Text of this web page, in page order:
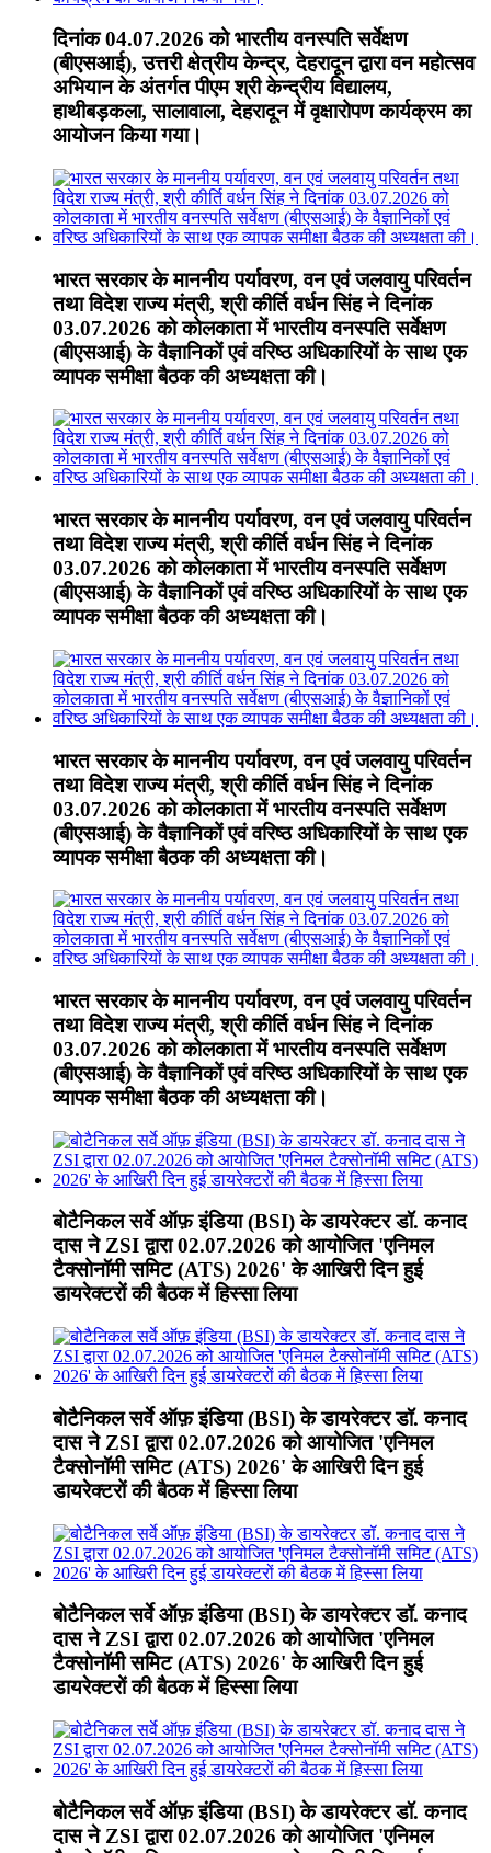
दिनांक 04.07.2026 को भारतीय वनस्पति सर्वेक्षण
(बीएसआई), उत्तरी क्षेत्रीय केन्द्र, देहरादून द्वारा वन महोत्सव
अभियान के अंतर्गत पीएम श्री केन्द्रीय विद्यालय,
हाथीबड़कला, सालावाला, देहरादून में वृक्षारोपण कार्यक्रम का
आयोजन किया गया।
भारत सरकार के माननीय पर्यावरण, वन एवं जलवायु परिवर्तन
तथा विदेश राज्य मंत्री, श्री कीर्ति वर्धन सिंह ने दिनांक
03.07.2026 को कोलकाता में भारतीय वनस्पति सर्वेक्षण
(बीएसआई) के वैज्ञानिकों एवं वरिष्ठ अधिकारियों के साथ एक
व्यापक समीक्षा बैठक की अध्यक्षता की।
भारत सरकार के माननीय पर्यावरण, वन एवं जलवायु परिवर्तन
तथा विदेश राज्य मंत्री, श्री कीर्ति वर्धन सिंह ने दिनांक
03.07.2026 को कोलकाता में भारतीय वनस्पति सर्वेक्षण
(बीएसआई) के वैज्ञानिकों एवं वरिष्ठ अधिकारियों के साथ एक
व्यापक समीक्षा बैठक की अध्यक्षता की।
भारत सरकार के माननीय पर्यावरण, वन एवं जलवायु परिवर्तन
तथा विदेश राज्य मंत्री, श्री कीर्ति वर्धन सिंह ने दिनांक
03.07.2026 को कोलकाता में भारतीय वनस्पति सर्वेक्षण
(बीएसआई) के वैज्ञानिकों एवं वरिष्ठ अधिकारियों के साथ एक
व्यापक समीक्षा बैठक की अध्यक्षता की।
भारत सरकार के माननीय पर्यावरण, वन एवं जलवायु परिवर्तन
तथा विदेश राज्य मंत्री, श्री कीर्ति वर्धन सिंह ने दिनांक
03.07.2026 को कोलकाता में भारतीय वनस्पति सर्वेक्षण
(बीएसआई) के वैज्ञानिकों एवं वरिष्ठ अधिकारियों के साथ एक
व्यापक समीक्षा बैठक की अध्यक्षता की।
बोटैनिकल सर्वे ऑफ़ इंडिया (BSI) के डायरेक्टर डॉ. कनाद
दास ने ZSI द्वारा 02.07.2026 को आयोजित 'एनिमल
टैक्सोनॉमी समिट (ATS) 2026' के आखिरी दिन हुई
डायरेक्टरों की बैठक में हिस्सा लिया
बोटैनिकल सर्वे ऑफ़ इंडिया (BSI) के डायरेक्टर डॉ. कनाद
दास ने ZSI द्वारा 02.07.2026 को आयोजित 'एनिमल
टैक्सोनॉमी समिट (ATS) 2026' के आखिरी दिन हुई
डायरेक्टरों की बैठक में हिस्सा लिया
बोटैनिकल सर्वे ऑफ़ इंडिया (BSI) के डायरेक्टर डॉ. कनाद
दास ने ZSI द्वारा 02.07.2026 को आयोजित 'एनिमल
टैक्सोनॉमी समिट (ATS) 2026' के आखिरी दिन हुई
डायरेक्टरों की बैठक में हिस्सा लिया
बोटैनिकल सर्वे ऑफ़ इंडिया (BSI) के डायरेक्टर डॉ. कनाद
दास ने ZSI द्वारा 02.07.2026 को आयोजित 'एनिमल